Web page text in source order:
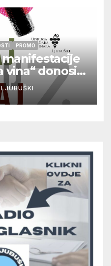
PROMO
vina“ donosi
i